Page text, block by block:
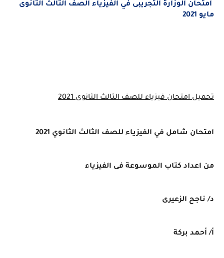
امتحان الوزارة التجريبى في الفيزياء الصف الثالث الثانوى
مايو 2021
تحميل امتحان فيزياء للصف الثالث الثانوى 2021
امتحان شامل في الفيزياء للصف الثالث الثانوي 2021
من اعداد كتاب الموسوعة فى الفيزياء
د/ ناجح الزعيرى
أ/ أحمد بركة